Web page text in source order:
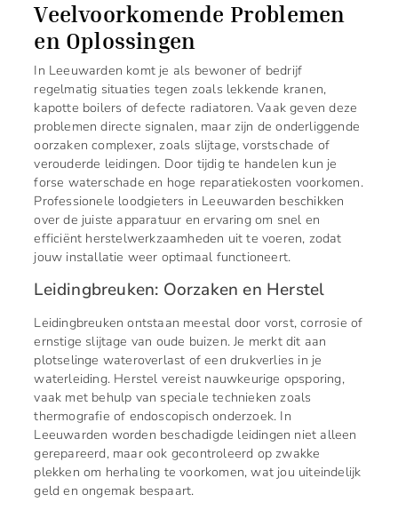
Veelvoorkomende Problemen
en Oplossingen
In Leeuwarden komt je als bewoner of bedrijf
regelmatig situaties tegen zoals lekkende kranen,
kapotte boilers of defecte radiatoren. Vaak geven deze
problemen directe signalen, maar zijn de onderliggende
oorzaken complexer, zoals slijtage, vorstschade of
verouderde leidingen. Door tijdig te handelen kun je
forse waterschade en hoge reparatiekosten voorkomen.
Professionele loodgieters in Leeuwarden beschikken
over de juiste apparatuur en ervaring om snel en
efficiënt herstelwerkzaamheden uit te voeren, zodat
jouw installatie weer optimaal functioneert.
Leidingbreuken: Oorzaken en Herstel
Leidingbreuken ontstaan meestal door vorst, corrosie of
ernstige slijtage van oude buizen. Je merkt dit aan
plotselinge wateroverlast of een drukverlies in je
waterleiding. Herstel vereist nauwkeurige opsporing,
vaak met behulp van speciale technieken zoals
thermografie of endoscopisch onderzoek. In
Leeuwarden worden beschadigde leidingen niet alleen
gerepareerd, maar ook gecontroleerd op zwakke
plekken om herhaling te voorkomen, wat jou uiteindelijk
geld en ongemak bespaart.